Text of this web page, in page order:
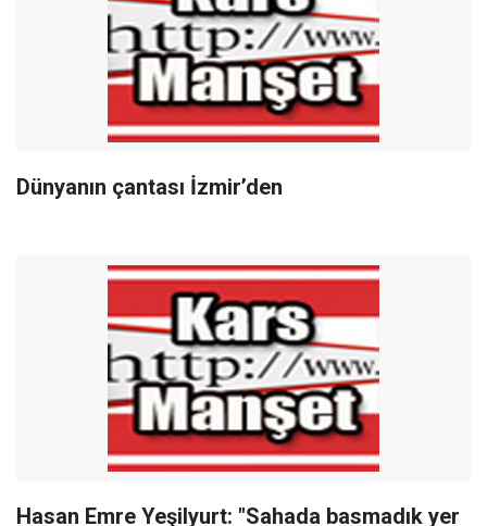
Dünyanın çantası İzmir’den
Hasan Emre Yeşilyurt: "Sahada basmadık yer